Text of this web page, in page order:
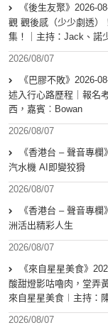
《後生友聚》2026-
觀 觀後感（少少劇透）
集！｜主持：Jack、諾
2026/08/07
《巴膠不敗》2026-
述入行心路歷程｜報名
西，嘉賓︰Bowan
2026/08/07
《香港台 – 聲音專
汽水機 AI即變狡猾
2026/08/07
《香港台 – 聲音專
洲活出精彩人生
2026/08/07
《來自星星美食》
酸甜燈影咕嚕肉，堂弄
來自星星美食︱主持：
2026/08/07